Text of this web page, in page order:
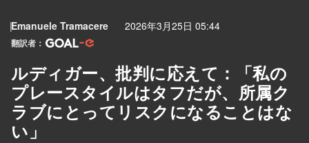
Emanuele Tramacere 2026年3月25日 05:44
翻訳者：
ルディガー、批判に応えて：「私の
プレースタイルはタフだが、所属ク
ラブにとってリスクになることはな
い」